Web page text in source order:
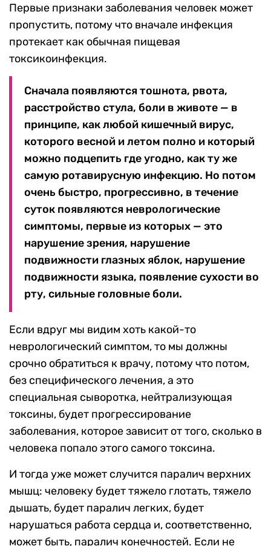
Первые признаки заболевания человек может
пропустить, потому что вначале инфекция
протекает как обычная пищевая
токсикоинфекция.
Сначала появляются тошнота, рвота,
расстройство стула, боли в животе — в
принципе, как любой кишечный вирус,
которого весной и летом полно и который
можно подцепить где угодно, как ту же
самую ротавирусную инфекцию. Но потом
очень быстро, прогрессивно, в течение
суток появляются неврологические
симптомы, первые из которых — это
нарушение зрения, нарушение
подвижности глазных яблок, нарушение
подвижности языка, появление сухости во
рту, сильные головные боли.
Если вдруг мы видим хоть какой-то
неврологический симптом, то мы должны
срочно обратиться к врачу, потому что потом,
без специфического лечения, а это
специальная сыворотка, нейтрализующая
токсины, будет прогрессирование
заболевания, которое зависит от того, сколько в
человека попало этого самого токсина.
И тогда уже может случится паралич верхних
мышц: человеку будет тяжело глотать, тяжело
дышать, будет паралич легких, будет
нарушаться работа сердца и, соответственно,
может быть, паралич конечностей. Если не